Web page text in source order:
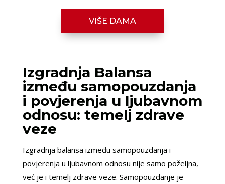
VIŠE DAMA
Izgradnja Balansa
između samopouzdanja
i povjerenja u ljubavnom
odnosu: temelj zdrave
veze
Izgradnja balansa između samopouzdanja i
povjerenja u ljubavnom odnosu nije samo poželjna,
već je i temelj zdrave veze. Samopouzdanje je